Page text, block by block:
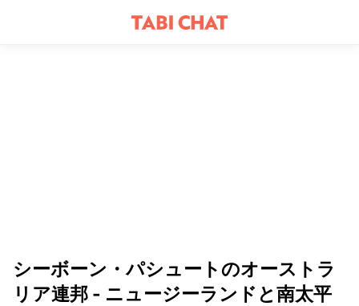
シーボーン・パシュートのオーストラ
リア連邦 - ニュージーランドと南太平